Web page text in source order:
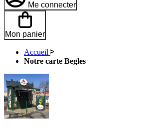
Me connecter
Mon panier
Accueil
Notre carte Begles